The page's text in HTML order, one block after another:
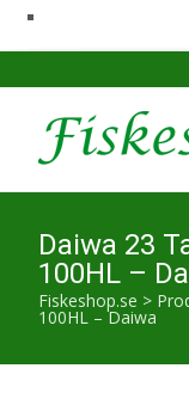
Daiwa 23
100HL –
Fiskeshop.se >
100HL – Daiwa